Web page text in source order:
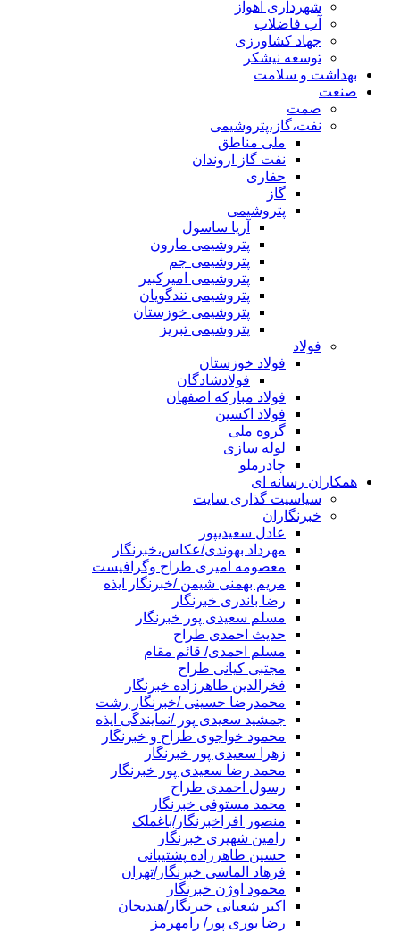
شهرداری اهواز
آب فاضلاب
جهاد کشاورزی
توسعه نیشکر
بهداشت و سلامت
صنعت
صمت
نفت،گاز،پتروشیمی
ملی مناطق
نفت گاز اروندان
حفاری
گاز
پتروشیمی
آریا ساسول
پتروشیمی مارون
پتروشیمی جم
پتروشیمی امیرکبیر
پتروشیمی تندگویان
پتروشیمی خوزستان
پتروشیمی تبریز
فولاد
فولاد خوزستان
فولادشادگان
فولاد مبارکه اصفهان
فولاد اکسین
گروه ملی
لوله سازی
چادرملو
همکاران رسانه ای
سیاسیت گذاری سایت
خبرنگاران
عادل سعیدیپور
مهرداد بهوندی/عکاس،خبرنگار
معصومه امیری طراح وگرافیست
مریم بهمنی شیمن /خبرنگار ایذه
رضا باندری خبرنگار
مسلم سعیدی پور خبرنگار
حدیث احمدی طراح
مسلم احمدی/ قائم مقام
مجتبی کیانی طراح
فخرالدین طاهرزاده خبرنگار
محمدرضا حسینی /خبرنگار رشت
جمشید سعیدی پور /نمایندگی ایذه
محمود خواجوی طراح و خبرنگار
زهرا سعیدی پور خبرنگار
محمد رضا سعیدی پور خبرنگار
رسول احمدی طراح
محمد مستوفی خبرنگار
منصور افراخبرنگار/باغملک
رامین شهپری خبرنگار
حسین طاهرزاده پشتیبانی
فرهاد الماسی خبرنگار/تهران
محمود اوژن خبرنگار
اکبر شعبانی خبرنگار/هندیجان
رضا بوری پور/ رامهرمز